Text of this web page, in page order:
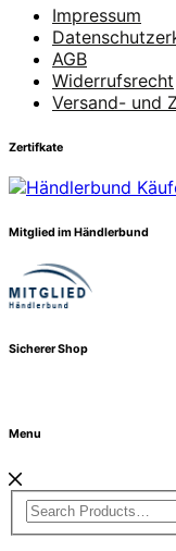
Impressum
AGB
Widerrufsrecht
Versand- und
Zertifkate
Mitglied im Händlerbund
Sicherer Shop
Menu